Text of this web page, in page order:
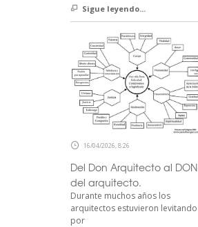
Sigue leyendo...
16/04/2026, 8:26
Del Don Arquitecto al DON
del arquitecto.
Durante muchos años los
arquitectos estuvieron levitando
por